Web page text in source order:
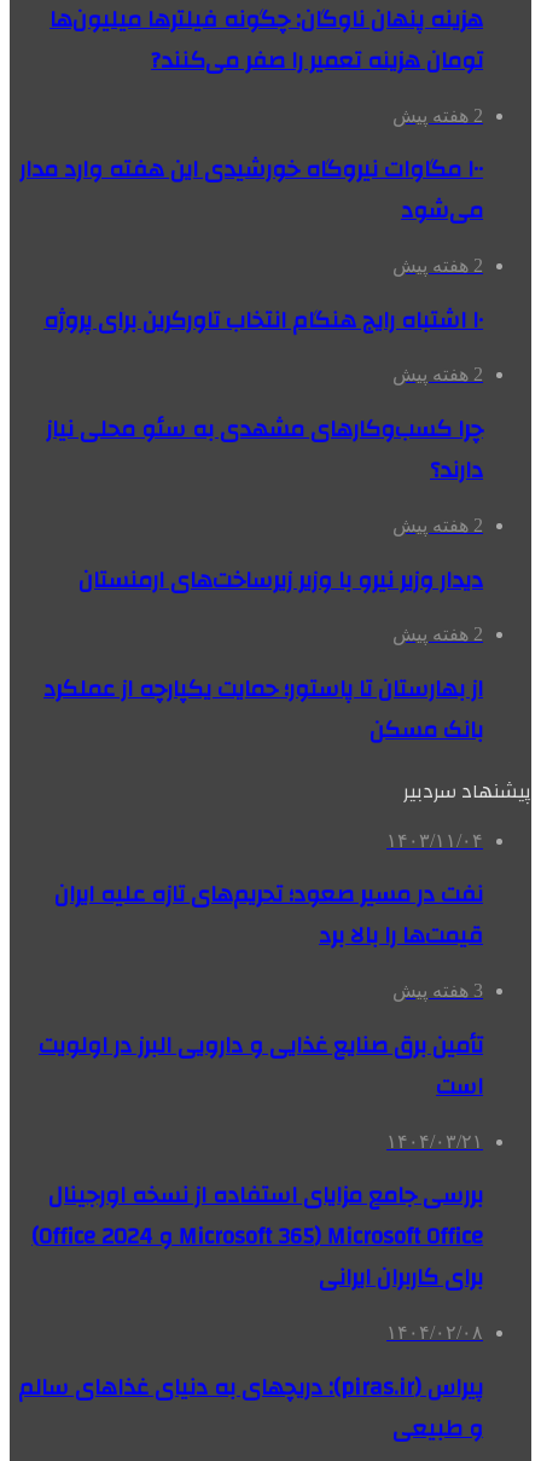
هزینه پنهان ناوگان: چگونه فیلترها میلیون‌ها
تومان هزینه تعمیر را صفر می‌کنند?
2 هفته پیش
۱۰۰ مگاوات نیروگاه‌ خورشیدی این هفته وارد مدار
می‌شود
2 هفته پیش
۱۰ اشتباه رایج هنگام انتخاب تاورکرین برای پروژه
2 هفته پیش
چرا کسب‌وکارهای مشهدی به سئو محلی نیاز
دارند؟
2 هفته پیش
دیدار وزیر نیرو با وزیر زیرساخت‌های ارمنستان
2 هفته پیش
از بهارستان تا پاستور؛ حمایت یکپارچه از عملکرد
بانک مسکن
پیشنهاد سردبیر
۱۴۰۳/۱۱/۰۴
نفت در مسیر صعود؛ تحریم‌های تازه علیه ایران
قیمت‌ها را بالا برد
3 هفته پیش
تأمین برق صنایع غذایی و دارویی البرز در اولویت
است
۱۴۰۴/۰۳/۲۱
بررسی جامع مزایای استفاده از نسخه‌ اورجینال
Microsoft Office (Microsoft 365 و Office 2024)
برای کاربران ایرانی
۱۴۰۴/۰۲/۰۸
پیراس (piras.ir): دریچهای به دنیای غذاهای سالم
و طبیعی